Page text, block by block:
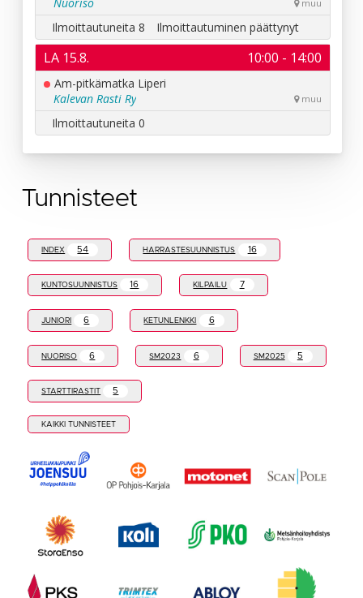
Tunnisteet
INDEX 54 HARRASTESUUNNISTUS 16
KUNTOSUUNNISTUS 16 KILPAILU 7
JUNIORI 6 KETUNLENKKI 6
NUORISO 6 SM2023 6 SM2025 5
STARTTIRASTIT 5
KAIKKI TUNNISTEET